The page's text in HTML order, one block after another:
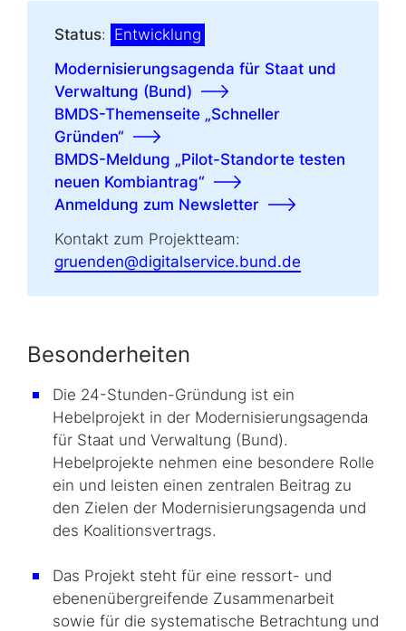
Status: Entwicklung
Modernisierungsagenda für Staat und
Verwaltung (Bund)
BMDS-Themenseite „Schneller
Gründen“
BMDS-Meldung „Pilot-Standorte testen
neuen Kombiantrag“
Anmeldung zum Newsletter
Kontakt zum Projektteam:
gruenden@digitalservice.bund.de
Besonderheiten
Die 24-Stunden-Gründung ist ein
Hebelprojekt in der Modernisierungsagenda
für Staat und Verwaltung (Bund).
Hebelprojekte nehmen eine besondere Rolle
ein und leisten einen zentralen Beitrag zu
den Zielen der Modernisierungsagenda und
des Koalitionsvertrags.
Das Projekt steht für eine ressort- und
ebenenübergreifende Zusammenarbeit
sowie für die systematische Betrachtung und